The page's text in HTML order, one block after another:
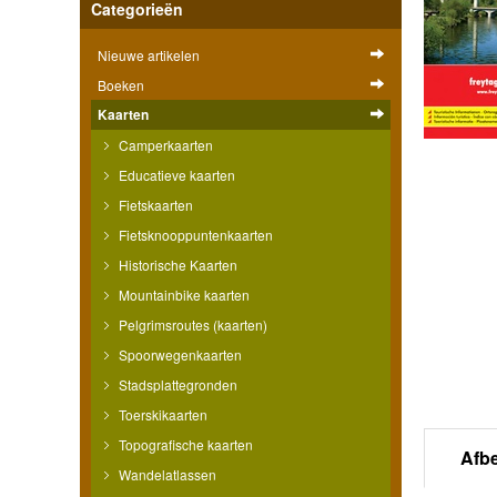
Categorieën
Nieuwe artikelen
Boeken
Kaarten
Camperkaarten
Educatieve kaarten
Fietskaarten
Fietsknooppuntenkaarten
Historische Kaarten
Mountainbike kaarten
Pelgrimsroutes (kaarten)
Spoorwegenkaarten
Stadsplattegronden
Toerskikaarten
Topografische kaarten
Wandelatlassen